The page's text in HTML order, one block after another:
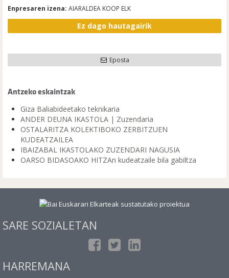
Enpresaren izena: AIARALDEA KOOP ELK
Ez dago hautagairik
Eposta
Antzeko eskaintzak
Giza Baliabideetako teknikaria
ANDER DEUNA IKASTOLA | Zuzendaria
OSTALARITZA KOLEKTIBOKO ZERBITZUEN
KUDEATZAILEA
IBAIZABAL IKASTOLAKO ZUZENDARI NAGUSIA
OARSO BIDASOAKO HITZAn kudeatzaile bila gabiltza
SARE SOZIALETAN
HARREMANA